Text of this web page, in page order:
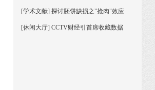
[学术文献] 探讨胚饼缺损之"抢肉"效应
[休闲大厅] CCTV财经引首席收藏数据